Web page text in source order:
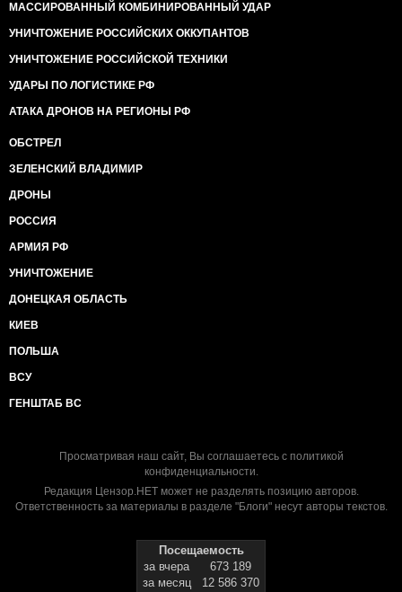
МАССИРОВАННЫЙ КОМБИНИРОВАННЫЙ УДАР
УНИЧТОЖЕНИЕ РОССИЙСКИХ ОККУПАНТОВ
УНИЧТОЖЕНИЕ РОССИЙСКОЙ ТЕХНИКИ
УДАРЫ ПО ЛОГИСТИКЕ РФ
АТАКА ДРОНОВ НА РЕГИОНЫ РФ
ОБСТРЕЛ
ЗЕЛЕНСКИЙ ВЛАДИМИР
ДРОНЫ
РОССИЯ
АРМИЯ РФ
УНИЧТОЖЕНИЕ
ДОНЕЦКАЯ ОБЛАСТЬ
КИЕВ
ПОЛЬША
ВСУ
ГЕНШТАБ ВС
Просматривая наш сайт, Вы соглашаетесь с политикой
конфиденциальности.
Редакция Цензор.НЕТ может не разделять позицию авторов.
Ответственность за материалы в разделе "Блоги" несут авторы текстов.
Посещаемость
за вчера
673 189
за месяц
12 586 370